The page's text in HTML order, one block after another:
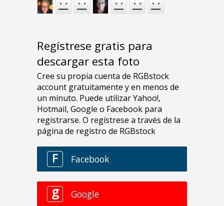
Regístrese gratis para
descargar esta foto